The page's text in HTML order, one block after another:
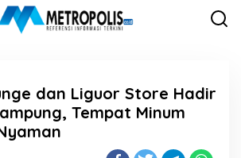
dan Liguor Store Hadir
Tempat Minum